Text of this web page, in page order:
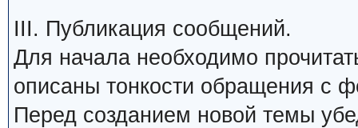
III. Публикация сообщений.
Для начала необходимо
описаны тонкости обращения с
Перед созданием новой темы